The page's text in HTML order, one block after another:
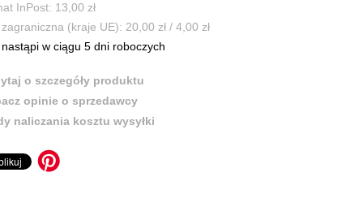
InPost: 13,00 zł
zagraniczna (kraje UE): 20,00 zł / 4,00 zł
nastąpi w ciągu 5 dni roboczych
o szczegóły produktu
opinie o sprzedawcy
naliczania kosztu wysyłki